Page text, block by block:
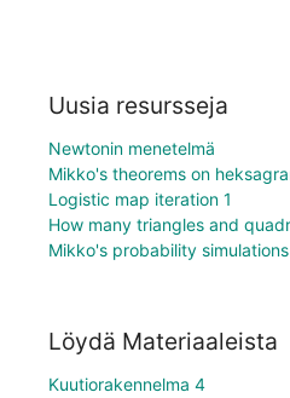
Uusia resursseja
Newtonin menetelmä
Mikko's theorems on
Logistic map iteration 1
How many triangles and
Mikko's probability simulations
Löydä Materiaaleista
Kuutiorakennelma 4